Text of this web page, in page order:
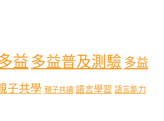
益 多益普及測驗 多益
子共學 親子共讀 語言學習 語言能力